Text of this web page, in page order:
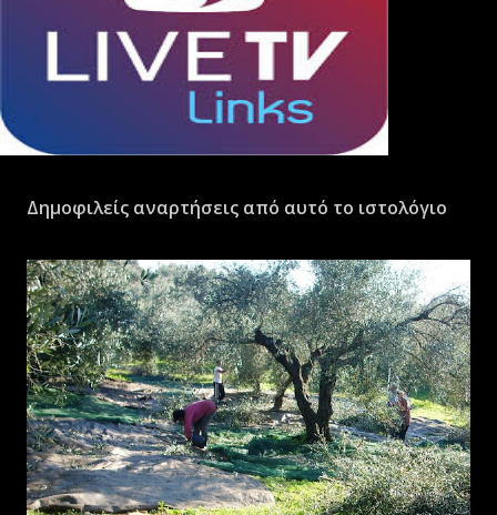
Δημοφιλείς αναρτήσεις από αυτό το ιστολόγιο